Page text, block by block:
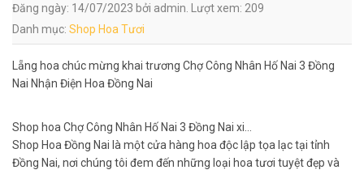
Đăng ngày: 14/07/2023 bởi admin. Lượt xem: 209
Danh mục: Shop Hoa Tươi
Lẵng hoa chúc mừng khai trương Chợ Công Nhân Hố Nai 3 Đồng
Nai Nhận Điện Hoa Đồng Nai
Shop hoa Chợ Công Nhân Hố Nai 3 Đồng Nai xi…
Shop Hoa Đồng Nai là một cửa hàng hoa độc lập tọa lạc tại tỉnh
Đồng Nai, nơi chúng tôi đem đến những loại hoa tươi tuyệt đẹp và